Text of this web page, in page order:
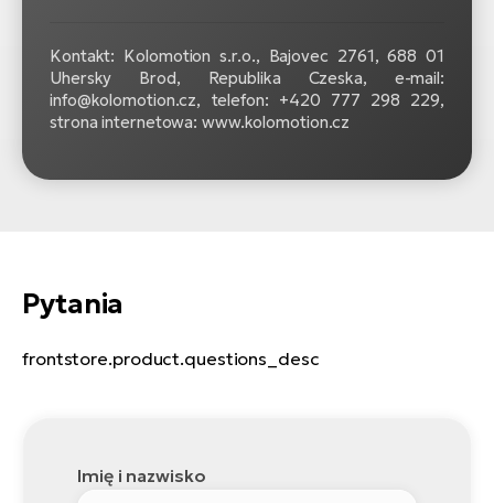
Kontakt: Kolomotion s.r.o., Bajovec 2761, 688 01
Uhersky Brod, Republika Czeska, e-mail:
info@kolomotion.cz, telefon: +420 777 298 229,
strona internetowa: www.kolomotion.cz
Pytania
frontstore.product.questions_desc
Imię i nazwisko